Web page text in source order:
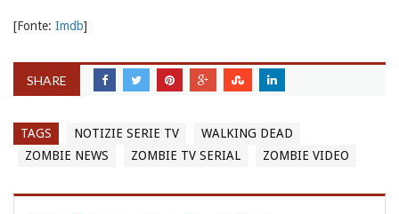
[Fonte: Imdb]
SHARE
TAGS NOTIZIE SERIE TV
WALKING DEAD
ZOMBIE NEWS
ZOMBIE TV SERIAL ZOMBIE VIDEO